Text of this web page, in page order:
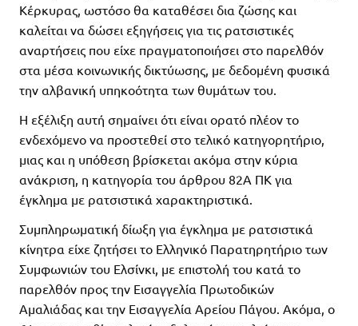
Κέρκυρας, ωστόσο θα καταθέσει δια ζώσης και
καλείται να δώσει εξηγήσεις για τις ρατσιστικές
αναρτήσεις που είχε πραγματοποιήσει στο παρελθόν
στα μέσα κοινωνικής δικτύωσης, με δεδομένη φυσικά
την αλβανική υπηκοότητα των θυμάτων του.
Η εξέλιξη αυτή σημαίνει ότι είναι ορατό πλέον το
ενδεχόμενο να προστεθεί στο τελικό κατηγορητήριο,
μιας και η υπόθεση βρίσκεται ακόμα στην κύρια
ανάκριση, η κατηγορία του άρθρου 82Α ΠΚ για
έγκλημα με ρατσιστικά χαρακτηριστικά.
Συμπληρωματική δίωξη για έγκλημα με ρατσιστικά
κίνητρα είχε ζητήσει το Ελληνικό Παρατηρητήριο των
Συμφωνιών του Ελσίνκι, με επιστολή του κατά το
παρελθόν προς την Εισαγγελία Πρωτοδικών
Αμαλιάδας και την Εισαγγελία Αρείου Πάγου. Ακόμα, ο